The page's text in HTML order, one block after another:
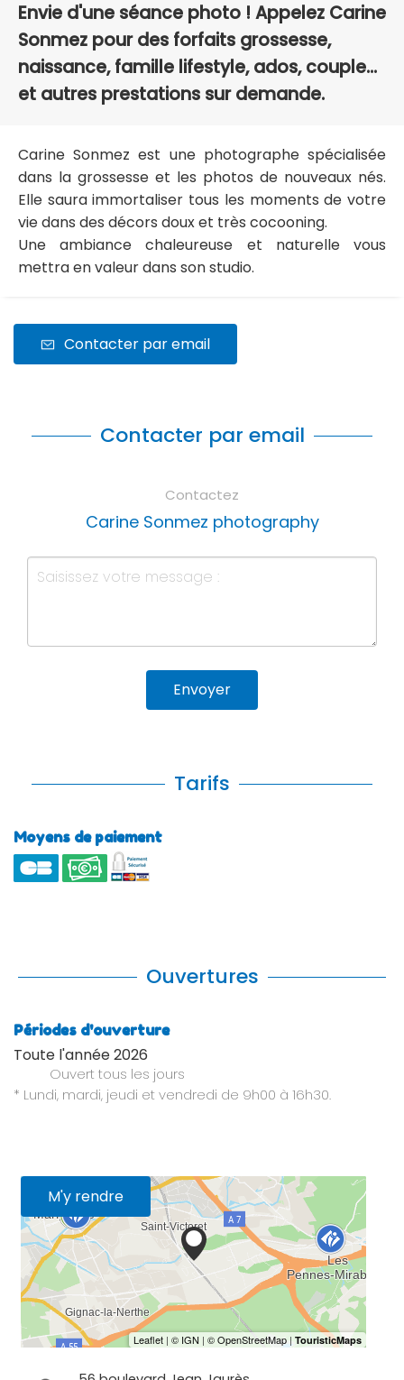
Envie d'une séance photo ! Appelez Carine
Sonmez pour des forfaits grossesse,
naissance, famille lifestyle, ados, couple...
et autres prestations sur demande.
Carine Sonmez est une photographe spécialisée
dans la grossesse et les photos de nouveaux nés.
Elle saura immortaliser tous les moments de votre
vie dans des décors doux et très cocooning.
Une ambiance chaleureuse et naturelle vous
mettra en valeur dans son studio.
Contacter par email
Contacter par email
Contactez
Carine Sonmez photography
Envoyer
Tarifs
Moyens de paiement
Ouvertures
Périodes d'ouverture
Toute l'année 2026
Ouvert tous les jours
* Lundi, mardi, jeudi et vendredi de 9h00 à 16h30.
M'y rendre